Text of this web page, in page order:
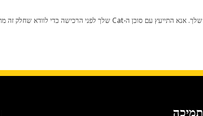
תמיכה